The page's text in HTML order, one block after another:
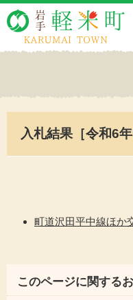
入札結果［令和6年
町道沢田平中線ほか
このページに関する